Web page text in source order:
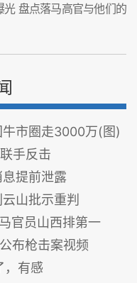
光 盘点落马高官与他们的
市圈走3000万(图)
手反击
提前泄露
山批示重判
官员山西排第一
布枪击案视频
，有感